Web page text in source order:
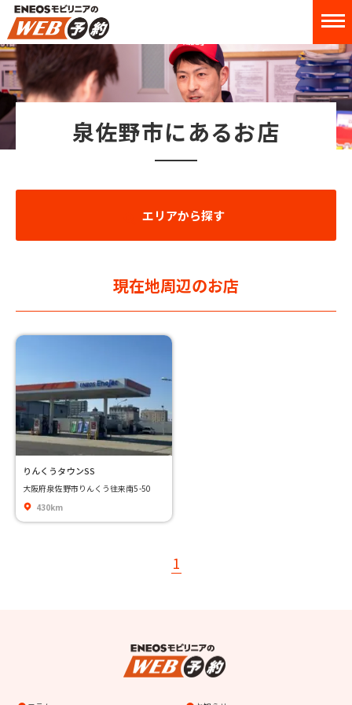
泉佐野市にあるお店
エリアから探す
現在地周辺のお店
りんくうタウンSS
大阪府泉佐野市りんくう往来南5-50
430km
1